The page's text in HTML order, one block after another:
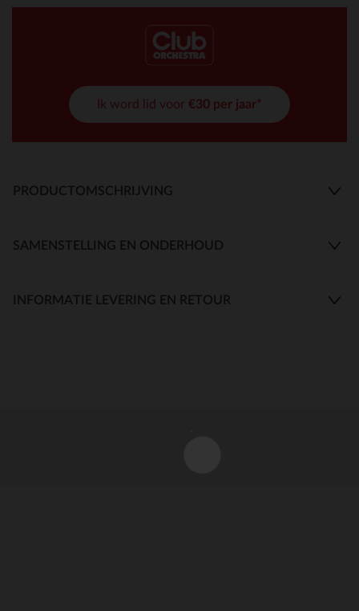
Ik word lid voor €30 per jaar*
PRODUCTOMSCHRIJVING
SAMENSTELLING EN ONDERHOUD
INFORMATIE LEVERING EN RETOUR